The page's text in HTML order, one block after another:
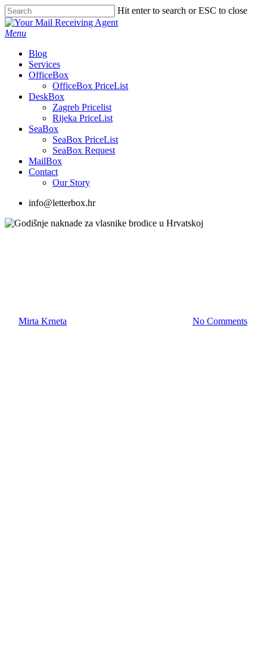
Skip
to
main
Hit enter to search or ESC to close
Close
Search
Menu
Blog
Services
OfficeBox
OfficeBox PriceList
DeskBox
Zagreb Pricelist
Rijeka PriceList
SeaBox
SeaBox PriceList
SeaBox Request
MailBox
Contact
Our Story
info@letterbox.hr
Mirta Krneta No Comments